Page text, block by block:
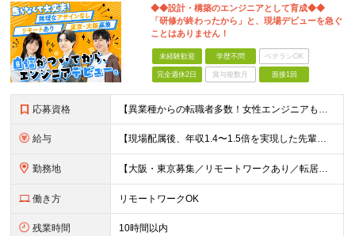
◆◆設計・構築のエンジニアとして育成◆◆
「研修が終わったから」と、現場デビューを急ぐ
ことはありません！
未経験歓迎 学歴不問 ベテランOK
完全週休2日 賞与複数月 面接1回
応募資格 【異業種からの転職者多数！女性エンジニアも活躍中】 ◆学歴不問 ◆未経験OK ≪こんな方を歓迎しています≫ ◎未経験から成長できる環境で活躍したい方 ◎大学やスクールでIT系のスキルを学んだことのあ
給与 【現場配属後、年収1.4〜1.5倍を実現した先輩も！残業代全額支給】 ◆給与は経験やスキルに応じて決定します ◆年俸制250万円～350万円（1/12を月々支給） ≪年収UPの例≫ ◎飲食業からのキ
勤務地 【大阪・東京募集／リモートワークあり／転居を伴う転勤なし】 東京本社、大阪事務所、または東京23区内・関西（大阪・兵庫）の各クライアント先勤務 ◆入社後、約1年間はクライアント先ではなく 自社内（東
働き方 リモートワークOK
残業時間 10時間以内